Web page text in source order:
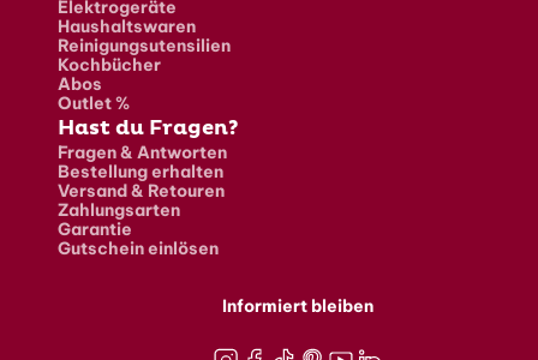
Elektrogeräte
Haushaltswaren
Reinigungsutensilien
Kochbücher
Abos
Outlet %
Hast du Fragen?
Fragen & Antworten
Bestellung erhalten
Versand & Retouren
Zahlungsarten
Garantie
Gutschein einlösen
Informiert bleiben